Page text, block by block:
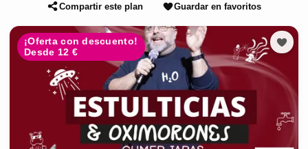
Compartir este plan Guardar en favoritos
¡Oferta con descuento!
Desde 12 €